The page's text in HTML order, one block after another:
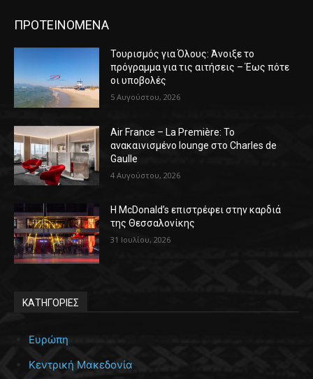
ΠΡΟΤΕΙΝΟΜΕΝΑ
Τουρισμός για Όλους: Άνοιξε το
πρόγραμμα για τις αιτήσεις – Έως πότε
οι υποβολές
5 Αυγούστου, 2026
Air France – La Première: Το
ανακαινισμένο lounge στο Charles de
Gaulle
4 Αυγούστου, 2026
Η McDonald’s επιστρέφει στην καρδιά
της Θεσσαλονίκης
31 Ιουλίου, 2026
ΚΑΤΗΓΟΡΙΕΣ
Ευρώπη
Κεντρική Μακεδονία